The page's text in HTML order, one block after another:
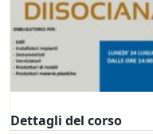
Dettagli del corso